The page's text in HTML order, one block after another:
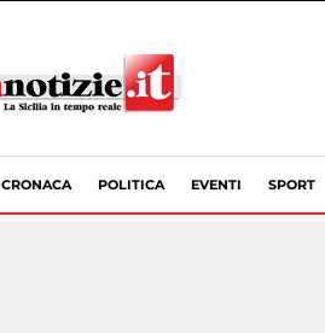
CRONACA POLITICA EVENTI SPORT